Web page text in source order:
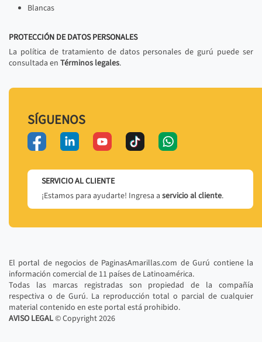
Blancas
PROTECCIÓN DE DATOS PERSONALES
La política de tratamiento de datos personales de gurú puede ser
consultada en Términos legales.
SÍGUENOS
SERVICIO AL CLIENTE
¡Estamos para ayudarte! Ingresa a servicio al cliente.
El portal de negocios de PaginasAmarillas.com de Gurú contiene la
información comercial de 11 países de Latinoamérica.
Todas las marcas registradas son propiedad de la compañía
respectiva o de Gurú. La reproducción total o parcial de cualquier
material contenido en este portal está prohibido.
AVISO LEGAL© Copyright2026